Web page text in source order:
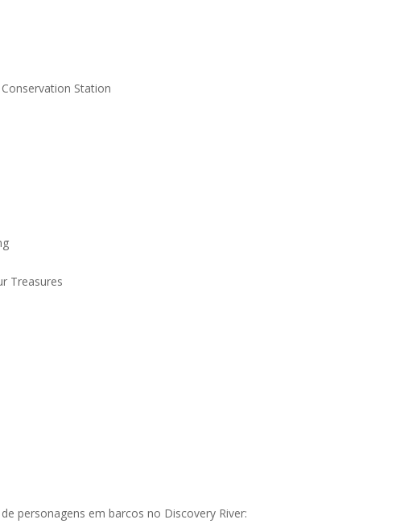
Station
Treasures
personagens em barcos no Discovery River: